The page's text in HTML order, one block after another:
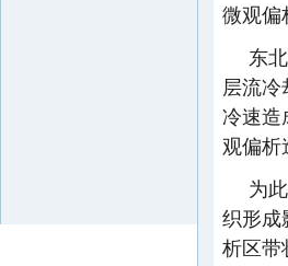
微观偏
东
层流
冷速造
观偏析
为
织形成
析区带